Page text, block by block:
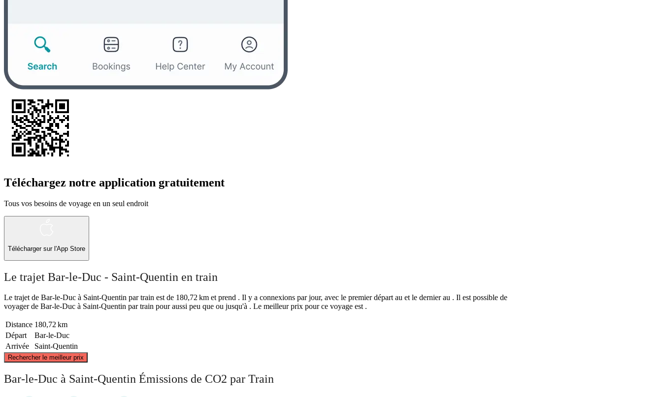
Téléchargez notre application gratuitement
Tous vos besoins de voyage en un seul endroit
Télécharger sur l'App Store
Le trajet Bar-le-Duc - Saint-Quentin en train
Le trajet de Bar-le-Duc à Saint-Quentin par train est de 180,72 km et prend . Il y a connexions par jour, avec le premier départ au et le dernier au . Il est possible de
voyager de Bar-le-Duc à Saint-Quentin par train pour aussi peu que ou jusqu'à . Le meilleur prix pour ce voyage est .
Distance 180,72 km
Départ
Bar-le-Duc
Arrivée
Saint-Quentin
Rechercher le meilleur prix
Bar-le-Duc à Saint-Quentin Émissions de CO2 par Train